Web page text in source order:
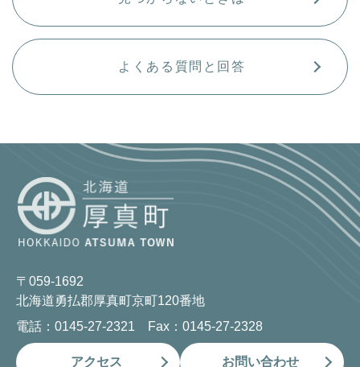
よくある質問と回答
〒059-1692
北海道勇払郡厚真町京町120番地
電話：0145-27-2321 Fax：0145-27-2328
アクセス お問い合わせ